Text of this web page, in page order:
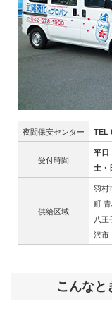
夜間保安センター TEL
受付時間
平日
土
供給区域
羽村
町
八王
沢市
こんなと